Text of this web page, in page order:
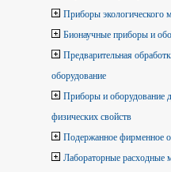
Приборы экологического
Бионаучные приборы и
Предварительная
оборудование
Приборы и оборудование
физических свойств
Подержанное фирменное
Лабораторные расходные